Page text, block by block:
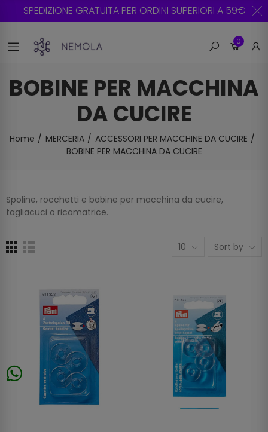
SPEDIZIONE GRATUITA PER ORDINI SUPERIORI A 59€
0
BOBINE PER MACCHINA
DA CUCIRE
Home MERCERIA
ACCESSORI PER MACCHINE DA CUCIRE
BOBINE PER MACCHINA DA CUCIRE
Spoline, rocchetti e bobine per macchina da cucire,
tagliacuci o ricamatrice.
10 Sort by